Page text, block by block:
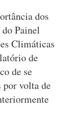
dos
Painel
Climáticas
de
de se
volta de